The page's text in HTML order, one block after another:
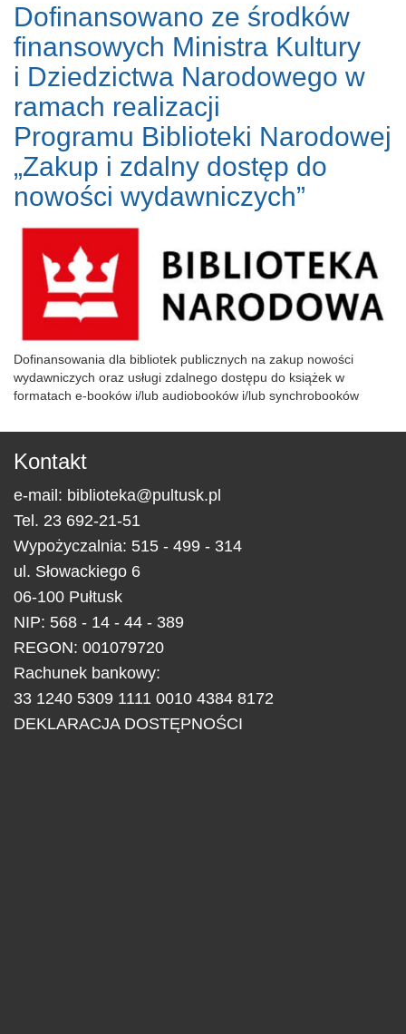
Dofinansowano ze środków
finansowych Ministra Kultury
i Dziedzictwa Narodowego w
ramach realizacji
Programu Biblioteki Narodowej
„Zakup i zdalny dostęp do
nowości wydawniczych”
Dofinansowania dla bibliotek publicznych na zakup nowości
wydawniczych oraz usługi zdalnego dostępu do książek w
formatach e-booków i/lub audiobooków i/lub synchrobooków
Kontakt
e-mail: biblioteka@pultusk.pl
Tel. 23 692-21-51
Wypożyczalnia: 515 - 499 - 314
ul. Słowackiego 6
06-100 Pułtusk
NIP: 568 - 14 - 44 - 389
REGON: 001079720
Rachunek bankowy:
33 1240 5309 1111 0010 4384 8172
DEKLARACJA DOSTĘPNOŚCI